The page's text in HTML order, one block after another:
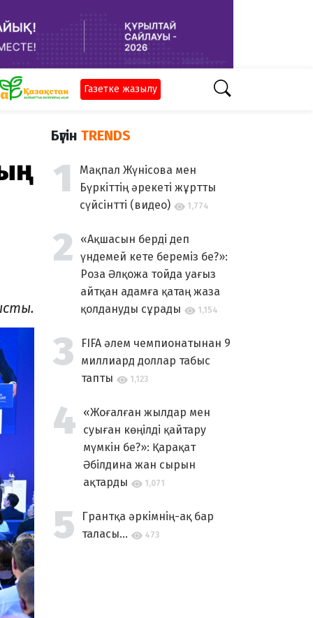
Газетке жазылу
Бүгін TRENDS
Мақпал Жүнісова мен
Бүркіттің әрекеті жұртты
сүйсінтті (видео)
1,774
«Ақшасын берді деп
үндемей кете береміз бе?»:
Роза Әлқожа тойда уағыз
айтқан адамға қатаң жаза
қолдануды сұрады
1,154
FIFA әлем чемпионатынан 9
миллиард доллар табыс
тапты
1,123
«Жоғалған жылдар мен
суыған көңілді қайтару
мүмкін бе?»: Қарақат
Әбілдина жан сырын
ақтарды
1,071
Грантқа әркімнің-ақ бар
таласы...
473